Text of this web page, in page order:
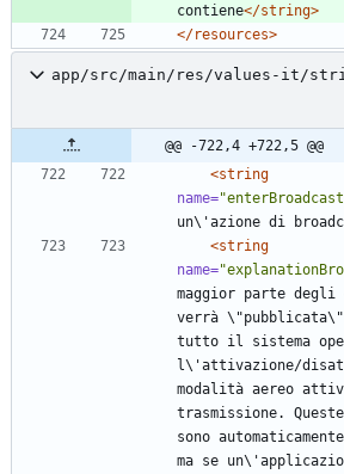
contiene</string>
</resources>
app/src/main/res/values-it/
@@ -722,4 +722,5 @@
<string
name=
un\'azione di
<string
name=
maggior parte
verrà
tutto il sistema
l\'attivazione/
modalità aereo
trasmissione.
sono
ma se